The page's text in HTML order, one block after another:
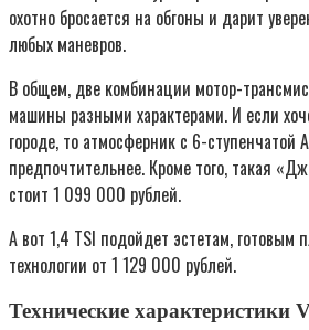
охотно бросается на обгоны и дарит
любых маневров.
В общем, две комбинации мотор-
машины разными характерами. И если
городе, то атмосферник с 6-ступенчатой
предпочтительнее. Кроме того, такая
стоит 1 099 000 рублей.
А вот 1,4 TSI подойдет эстетам, готовым
технологии от 1 129 000 рублей.
Технические характеристики